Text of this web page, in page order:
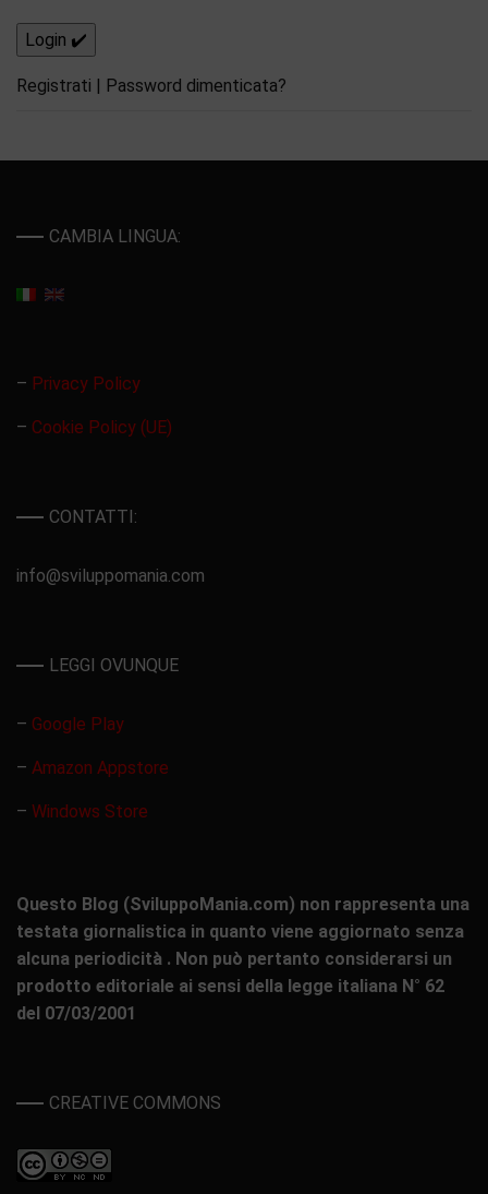
Registrati Password dimenticata?
CAMBIA LINGUA:
– Privacy Policy
– Cookie Policy (UE)
CONTATTI:
info@sviluppomania.com
LEGGI OVUNQUE
– Google Play
– Amazon Appstore
– Windows Store
Questo Blog (SviluppoMania.com) non rappresenta una
testata giornalistica in quanto viene aggiornato senza
alcuna periodicità . Non può pertanto considerarsi un
prodotto editoriale ai sensi della legge italiana N° 62
del 07/03/2001
CREATIVE COMMONS